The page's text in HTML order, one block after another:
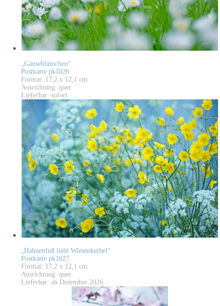
„Gänseblümchen“
Postkarte pk1026
Format: 17,2 x 12,1 cm
Ausrichtung: quer
Lieferbar: sofort
„Hahnenfuß liebt Wiesenkerbel“
Postkarte pk1027
Format: 17,2 x 12,1 cm
Ausrichtung: quer
Lieferbar: ab Dezember 2026